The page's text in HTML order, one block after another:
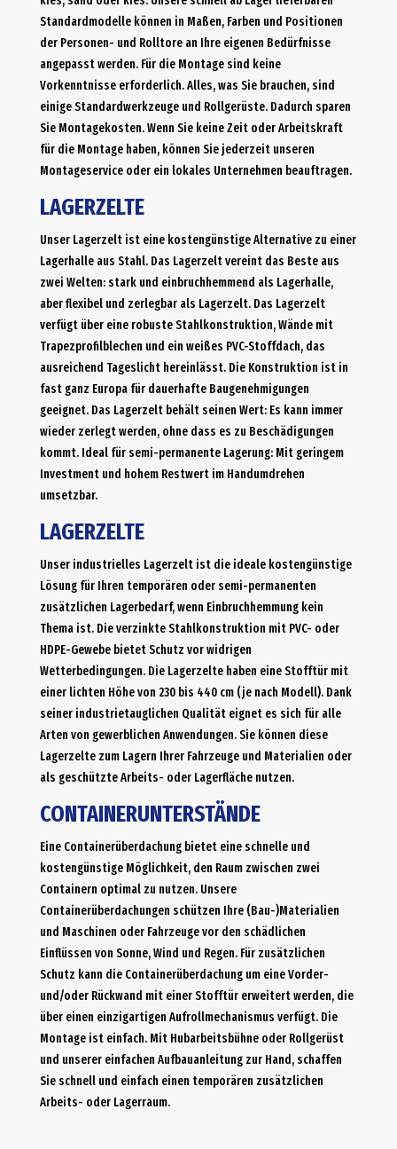
Standardmodelle können in Maßen, Farben und Positionen
der Personen- und Rolltore an Ihre eigenen Bedürfnisse
angepasst werden. Für die Montage sind keine
Vorkenntnisse erforderlich. Alles, was Sie brauchen, sind
einige Standardwerkzeuge und Rollgerüste. Dadurch sparen
Sie Montagekosten. Wenn Sie keine Zeit oder Arbeitskraft
für die Montage haben, können Sie jederzeit unseren
Montageservice oder ein lokales Unternehmen beauftragen.
LAGERZELTE
Unser Lagerzelt ist eine kostengünstige Alternative zu einer
Lagerhalle aus Stahl. Das Lagerzelt vereint das Beste aus
zwei Welten: stark und einbruchhemmend als Lagerhalle,
aber flexibel und zerlegbar als Lagerzelt. Das Lagerzelt
verfügt über eine robuste Stahlkonstruktion, Wände mit
Trapezprofilblechen und ein weißes PVC-Stoffdach, das
ausreichend Tageslicht hereinlässt. Die Konstruktion ist in
fast ganz Europa für dauerhafte Baugenehmigungen
geeignet. Das Lagerzelt behält seinen Wert: Es kann immer
wieder zerlegt werden, ohne dass es zu Beschädigungen
kommt. Ideal für semi-permanente Lagerung: Mit geringem
Investment und hohem Restwert im Handumdrehen
umsetzbar.
LAGERZELTE
Unser industrielles Lagerzelt ist die ideale kostengünstige
Lösung für Ihren temporären oder semi-permanenten
zusätzlichen Lagerbedarf, wenn Einbruchhemmung kein
Thema ist. Die verzinkte Stahlkonstruktion mit PVC- oder
HDPE-Gewebe bietet Schutz vor widrigen
Wetterbedingungen. Die Lagerzelte haben eine Stofftür mit
einer lichten Höhe von 230 bis 440 cm (je nach Modell). Dank
seiner industrietauglichen Qualität eignet es sich für alle
Arten von gewerblichen Anwendungen. Sie können diese
Lagerzelte zum Lagern Ihrer Fahrzeuge und Materialien oder
als geschützte Arbeits- oder Lagerfläche nutzen.
CONTAINERUNTERSTÄNDE
Eine Containerüberdachung bietet eine schnelle und
kostengünstige Möglichkeit, den Raum zwischen zwei
Containern optimal zu nutzen. Unsere
Containerüberdachungen schützen Ihre (Bau-)Materialien
und Maschinen oder Fahrzeuge vor den schädlichen
Einflüssen von Sonne, Wind und Regen. Für zusätzlichen
Schutz kann die Containerüberdachung um eine Vorder-
und/oder Rückwand mit einer Stofftür erweitert werden, die
über einen einzigartigen Aufrollmechanismus verfügt. Die
Montage ist einfach. Mit Hubarbeitsbühne oder Rollgerüst
und unserer einfachen Aufbauanleitung zur Hand, schaffen
Sie schnell und einfach einen temporären zusätzlichen
Arbeits- oder Lagerraum.